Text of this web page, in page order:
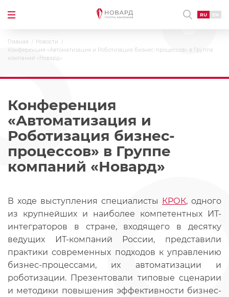
RU EN
Главная
Новости
Конференция «Автоматизация и Роботизация бизнес-процессов» в Группе
компаний «Новард»
Конференция
«Автоматизация и
Роботизация бизнес-
процессов» в Группе
компаний «Новард»
В ходе выступления специалисты КРОК, одного
из крупнейших и наиболее компетентных ИТ-
интеграторов в стране, входящего в десятку
ведущих ИТ-компаний России, представили
практики современных подходов к управлению
бизнес-процессами, их автоматизации и
роботизации. Презентовали типовые сценарии
и методики повышения эффективности бизнес-